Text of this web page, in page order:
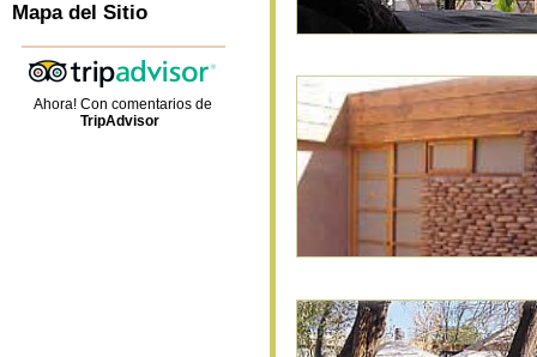
Mapa del Sitio
Ahora! Con comentarios de
TripAdvisor